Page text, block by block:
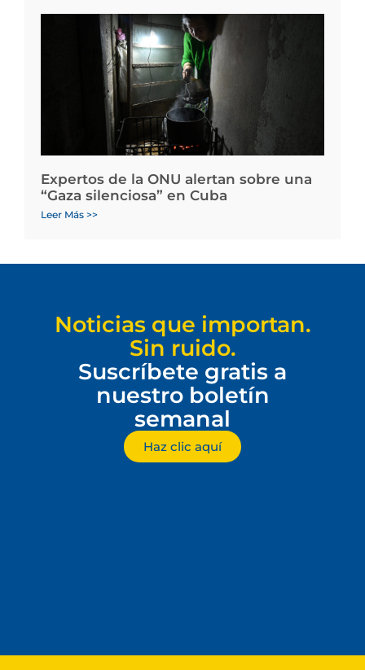
Expertos de la ONU alertan sobre una
“Gaza silenciosa” en Cuba
Leer Más >>
Noticias que importan.
Sin ruido.
Suscríbete gratis a
nuestro boletín
semanal
Haz clic aquí